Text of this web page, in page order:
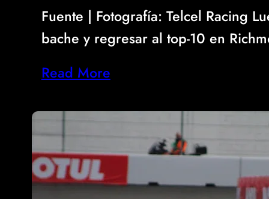
Fuente | Fotografí­a: Telcel Racing
bache y regresar al top-10 en
Read More